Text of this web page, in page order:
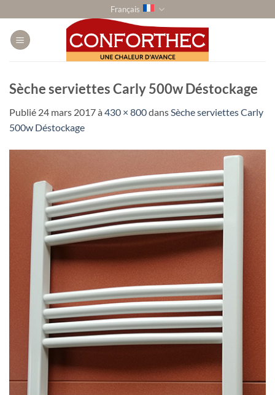
au
contenu
Français
Sèche serviettes Carly 500w Déstockage
Publié 24 mars 2017à 430 × 800dansSèche serviettes Carly
500w Déstockage